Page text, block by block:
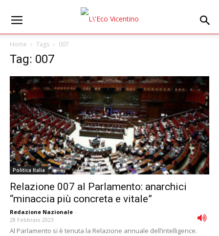
Home Tags 007
Tag: 007
Politica Italia
Relazione 007 al Parlamento: anarchici
“minaccia più concreta e vitale”
Redazione Nazionale -
28 Febbraio 2023
Al Parlamento si è tenuta la Relazione annuale dell’intelligence.